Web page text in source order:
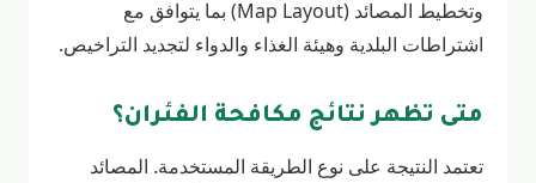
وتخطيط المصائد (Map Layout) بما يتوافق مع
اشتراطات البلدية وهيئة الغذاء والدواء لتجديد التراخيص.
متى تظهر نتائج مكافحة الفئران؟
تعتمد النتيجة على نوع الطريقة المستخدمة. المصائد